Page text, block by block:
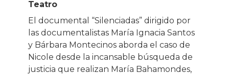
Teatro
El documental “Silenciadas” dirigido por
las documentalistas María Ignacia Santos
y Bárbara Montecinos aborda el caso de
Nicole desde la incansable búsqueda de
justicia que realizan María Bahamondes,